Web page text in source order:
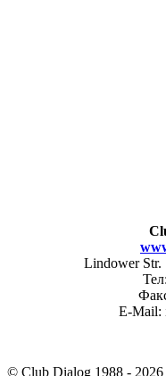
Lindower Str.
E-Mail:
© Club Dialog 1988 - 2026